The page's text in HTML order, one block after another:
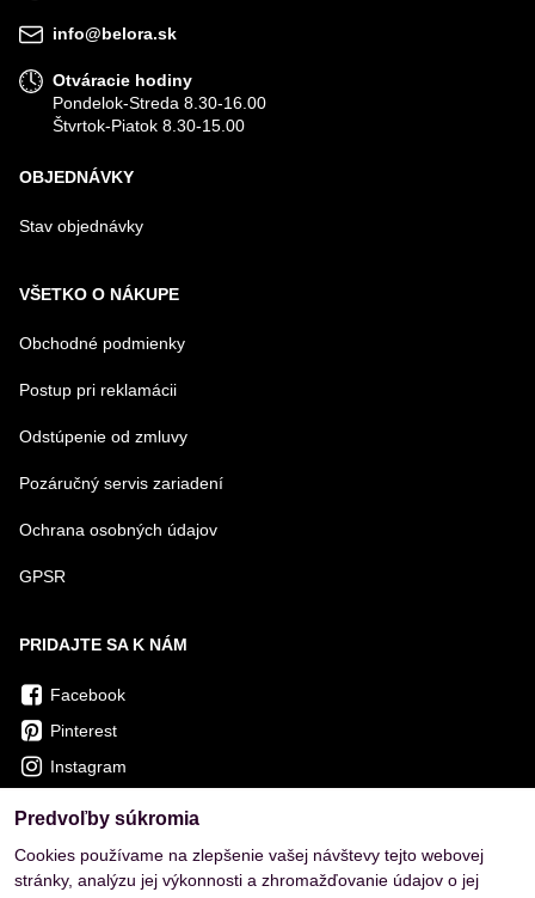
info@belora.sk
Otváracie hodiny
Pondelok-Streda 8.30-16.00
Štvrtok-Piatok 8.30-15.00
OBJEDNÁVKY
Stav objednávky
VŠETKO O NÁKUPE
Obchodné podmienky
Postup pri reklamácii
Odstúpenie od zmluvy
Pozáručný servis zariadení
Ochrana osobných údajov
GPSR
PRIDAJTE SA K NÁM
Facebook
Pinterest
Instagram
Predvoľby súkromia
Cookies používame na zlepšenie vašej návštevy tejto webovej
stránky, analýzu jej výkonnosti a zhromažďovanie údajov o jej